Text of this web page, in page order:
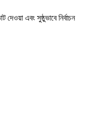
এবং সুষ্ঠুভাবে নির্বাচন